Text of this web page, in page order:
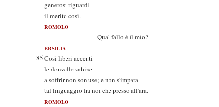
generosi riguardi
il merito così.
ROMOLO
Qual fallo è il mio?
ERSILIA
85 Così liberi accenti
le donzelle sabine
a soffrir non son use; e non s'impara
tal linguaggio fra noi che presso all'ara.
ROMOLO